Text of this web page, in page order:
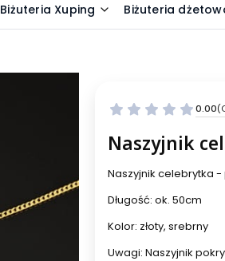
Biżuteria Xuping Biżuteria
0.00
Naszyjnik
Naszyjnik celebrytka -
Długość: ok. 50cm
Kolor: złoty, srebrny
Uwagi: Naszyjnik